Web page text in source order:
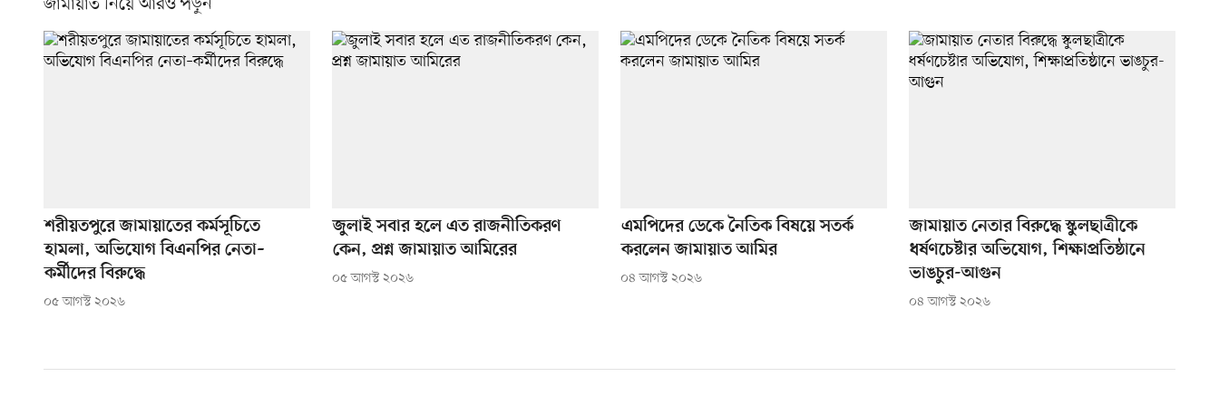
জামায়াত নিয়ে আরও পড়ুন
শরীয়তপুরে জামায়াতের কর্মসূচিতে
হামলা, অভিযোগ বিএনপির নেতা–
কর্মীদের বিরুদ্ধে
০৫ আগস্ট ২০২৬
জুলাই সবার হলে এত রাজনীতিকরণ
কেন, প্রশ্ন জামায়াত আমিরের
০৫ আগস্ট ২০২৬
এমপিদের ডেকে নৈতিক বিষয়ে সতর্ক
করলেন জামায়াত আমির
০৪ আগস্ট ২০২৬
জামায়াত নেতার বিরুদ্ধে স্কুলছাত্রীকে
ধর্ষণচেষ্টার অভিযোগ, শিক্ষাপ্রতিষ্ঠানে
ভাঙচুর-আগুন
০৪ আগস্ট ২০২৬